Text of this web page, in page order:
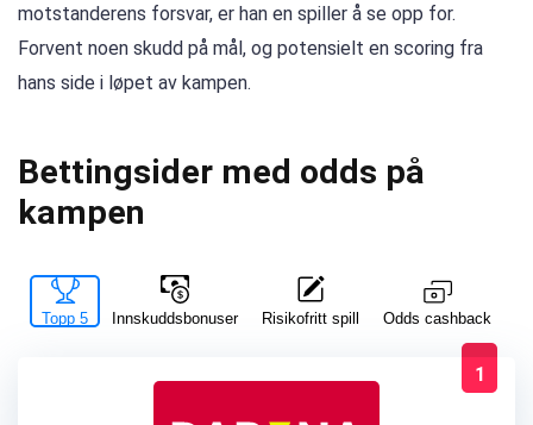
motstanderens forsvar, er han en spiller å se opp for.
Forvent noen skudd på mål, og potensielt en scoring fra
hans side i løpet av kampen.
Bettingsider med odds på
kampen
Topp 5 Innskuddsbonuser Risikofritt spill Odds cashback
1